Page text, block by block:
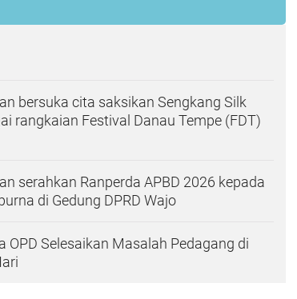
bersuka cita saksikan Sengkang Silk
rangkaian Festival Danau Tempe (FDT)
serahkan Ranperda APBD 2026 kepada
di Gedung DPRD Wajo
OPD Selesaikan Masalah Pedagang di